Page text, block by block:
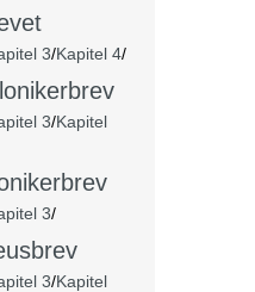
3/Kapitel 4/
3/Kapitel
3/
3/Kapitel